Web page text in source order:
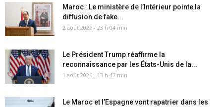
Maroc : Le ministère de l’Intérieur pointe la
diffusion de fake...
2 août 2026 - 23 h 04 min
Le Président Trump réaffirme la
reconnaissance par les États-Unis de la...
1 août 2026 - 13 h 47 min
Le Maroc et l’Espagne vont rapatrier dans les